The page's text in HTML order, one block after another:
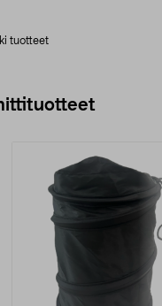
tuotteet